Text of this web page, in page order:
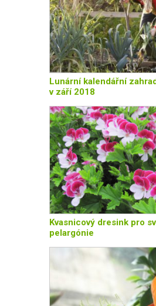
Lunární kalendářní
v září 2018
Kvasnicový dresink pro
pelargónie